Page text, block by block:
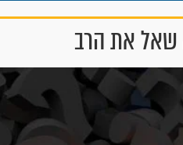
שאל את הרב